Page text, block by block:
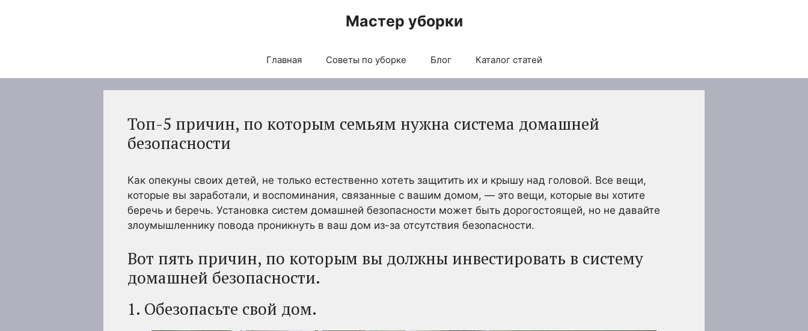
Мастер уборки
Главная Советы по уборке Блог Каталог статей
Топ-5 причин, по которым семьям нужна система домашней
безопасности
Как опекуны своих детей, не только естественно хотеть защитить их и крышу над головой. Все вещи,
которые вы заработали, и воспоминания, связанные с вашим домом, — это вещи, которые вы хотите
беречь и беречь. Установка систем домашней безопасности может быть дорогостоящей, но не давайте
злоумышленнику повода проникнуть в ваш дом из-за отсутствия безопасности.
Вот пять причин, по которым вы должны инвестировать в систему
домашней безопасности.
1. Обезопасьте свой дом.